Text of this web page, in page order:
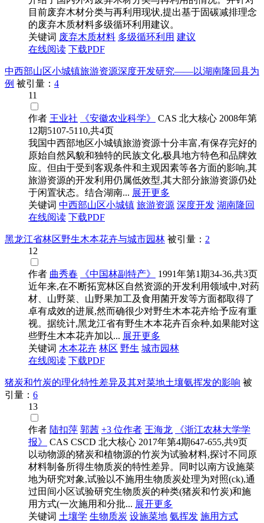
目前废弃木材分类与再利用现状,提出基于固碳减排理念
的废弃木质材料多级循环利用建议。
关键词 废弃木质材料 多级循环利用 建议
在线阅读 下载PDF
中西部山区小城镇旅游资源深度开发研究——以湖南隆回县为
例 被引量： 4
11
作者 王业社 《安徽农业科学》 CAS 北大核心 2008年第
12期5107-5110,共4页
我国中西部地区小城镇旅游资源十分丰富,有保存完好的
原始自然风貌和独特的民族文化,极具地方特色和品牌效
应。但由于受到客观条件和主观因素等各方面的影响,其
旅游资源的开发利用仍属低效型,其大部分旅游资源仍处
于闲置状态。结合湖南... 展开更多
关键词 中西部山区小城镇 旅游资源 深度开发 湖南隆回
在线阅读 下载PDF
黑龙江省林区野生木本花卉与城市园林 被引量： 2
12
作者 曲秀春 《中国林副特产》
1991年第1期34-36,共3页
近年来,在不断拓宽林区自然资源的开发利用领域中,对药
材、山野菜、山野果加工及食用菌开发等方面都取得了
卓有成效的进展,然而确很少对野生木本花卉给予应有重
视。据统计,黑龙江省有野生木本花卉百余种,如果能对这
些野生木本花卉加以... 展开更多
关键词 木本花卉 林区 野生 城市园林
在线阅读 下载PDF
猪炭和竹炭的理化特性差异及其对菜地土壤氨挥发的影响 被
引量： 6
13
作者 陆扣萍 郭茜 +3 位作者 王海龙
《浙江农林大学学
报》
CAS CSCD 北大核心 2017年第4期647-655,共9页
以动物源的猪炭和植物源的竹炭为试验材料,探讨不同原
材料制备所得生物质炭的特性差异。同时以南方设施菜
地为研究对象,试验以不施用生物质炭处理为对照(ck),通
过田间小区试验研究生物质炭的种类(猪炭和竹炭)和施
用方式(一次施用和分批... 展开更多
关键词 土壤学 生物质炭 设施菜地 氨挥发 施用方式